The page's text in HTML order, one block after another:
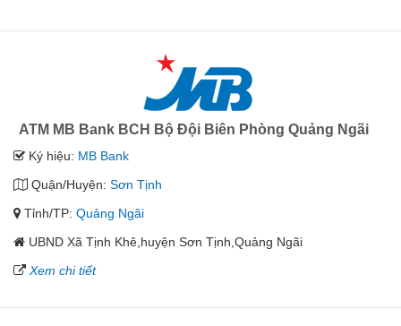
ATM MB Bank BCH Bộ Đội Biên Phòng Quảng Ngãi
Ký hiệu: MB Bank
Quận/Huyện: Sơn Tịnh
Tỉnh/TP: Quảng Ngãi
UBND Xã Tịnh Khê,huyện Sơn Tịnh,Quảng Ngãi
Xem chi tiết